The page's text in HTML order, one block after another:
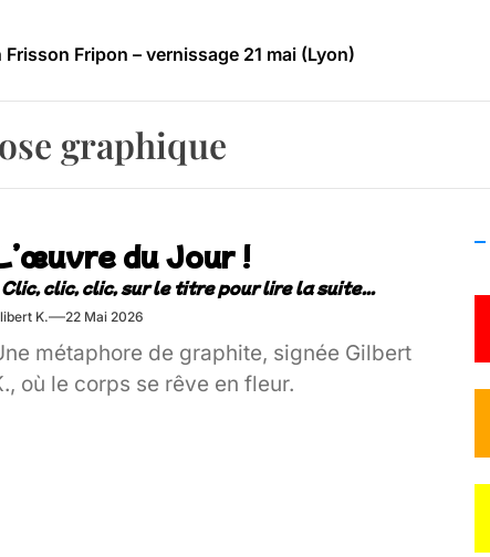
Fripon – vernissage 21 mai (Lyon)
Festival – Samedi 18 juillet (Vaulx-en-Velin)
graphique
du Jour !
K. 22 Mai 2026
métaphore de graphite, signée Gilbert
où le corps se rêve en fleur.